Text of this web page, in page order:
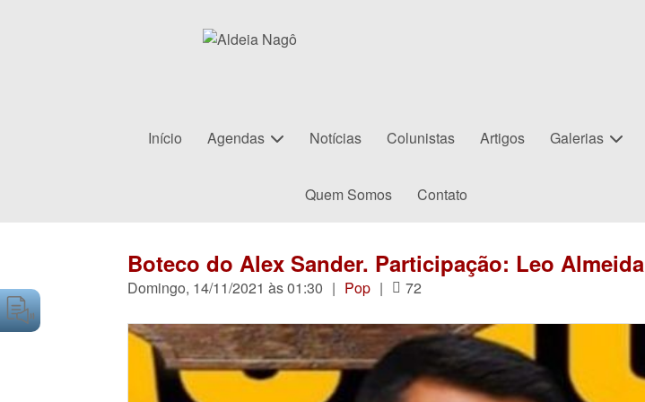
Início Agendas Notícias Colunistas Artigos Galerias
Quem Somos Contato
Boteco do Alex Sander. Participação: Leo Almeida
Domingo, 14/11/2021 às 01:30 | Pop | 72